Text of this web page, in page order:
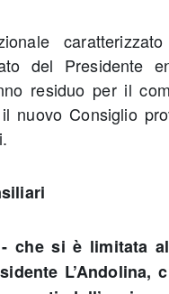
del Presidente
residuo per il
nuovo Consiglio
che si è limitata
L’Andolina,